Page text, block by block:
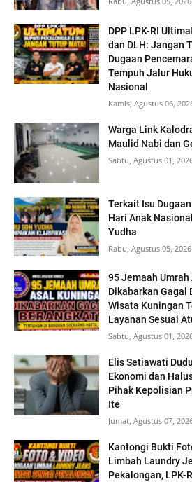
DPP LPK-RI
dan DLH: Jangan
Dugaan
Tempuh Jalur
Nasional
Kamis, Agustus 06,
Warga Link
Maulid Nabi dan
Sabtu, Agustus 01,
Terkait Isu
Hari Anak
Yudha
Rabu, Agustus 05, 2026
95 Jemaah
Dikabarkan Gagal
Wisata Kuningan
Layanan Sesuai
Sabtu, Agustus 01,
Elis Setiawati
Ekonomi dan
Pihak Kepolisian
Ite
Jumat, Agustus 07,
Kantongi Bukti
Limbah Laundry
Pekalongan, LPK-